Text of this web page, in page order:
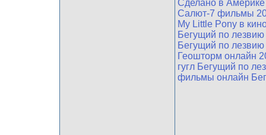
Сделано в
Салют-7 фильмы
My Little Pony в
Бегущий по
Бегущий по
Геошторм онлайн
гугл Бегущий по
фильмы онлайн